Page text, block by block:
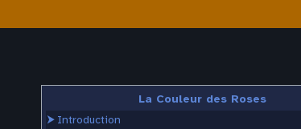
La Couleur des Roses
⮞ Introduction